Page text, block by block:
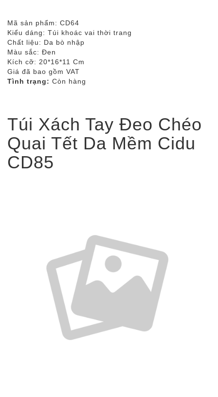
Mã sản phẩm: CD64
Kiểu dáng: Túi khoác vai thời trang
Chất liệu: Da bò nhập
Màu sắc: Đen
Kích cỡ: 20*16*11 Cm
Giá đã bao gồm VAT
Tình trạng: Còn hàng
Túi Xách Tay Đeo Chéo
Quai Tết Da Mềm Cidu
CD85